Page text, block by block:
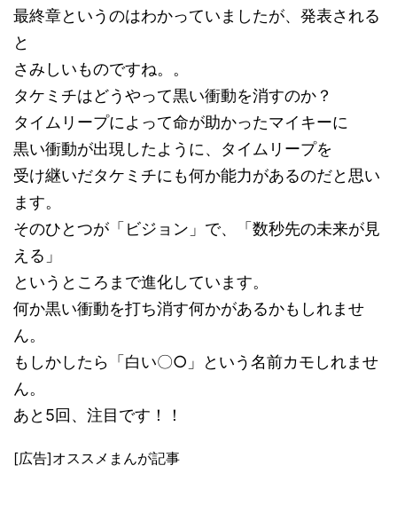
最終章というのはわかっていましたが、発表される
と
さみしいものですね。。
タケミチはどうやって黒い衝動を消すのか？
タイムリープによって命が助かったマイキーに
黒い衝動が出現したように、タイムリープを
受け継いだタケミチにも何か能力があるのだと思い
ます。
そのひとつが「ビジョン」で、「数秒先の未来が見
える」
というところまで進化しています。
何か黒い衝動を打ち消す何かがあるかもしれませ
ん。
もしかしたら「白い〇○」という名前カモしれませ
ん。
あと5回、注目です！！
[広告]オススメまんが記事